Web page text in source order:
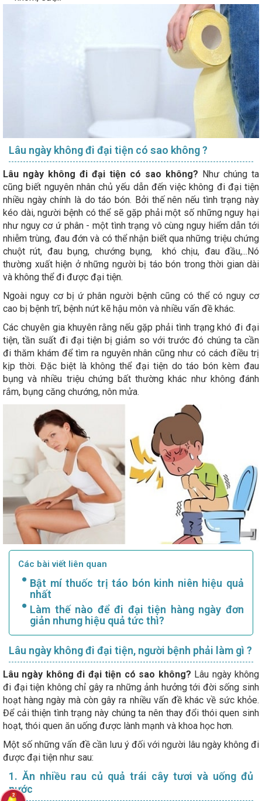
Lâu ngày không đi đại tiện có sao không ?
Lâu ngày không đi đại tiện có sao không? Như chúng ta
cũng biết nguyên nhân chủ yếu dẫn đến việc không đi đại tiện
nhiều ngày chính là do táo bón. Bởi thế nên nếu tình trạng này
kéo dài, người bệnh có thể sẽ gặp phải một số những nguy hại
như nguy cơ ứ phân - một tình trạng vô cùng nguy hiểm dẫn tới
nhiễm trùng, đau đớn và có thể nhận biết qua những triệu chứng
chuột rút, đau bụng, chướng bụng, khó chịu, đau đầu,...Nó
thường xuất hiện ở những người bị táo bón trong thời gian dài
và không thể đi được đại tiện.
Ngoài nguy cơ bị ứ phân người bệnh cũng có thể có nguy cơ
cao bị bệnh trĩ, bệnh nứt kẽ hậu môn và nhiều vấn đề khác.
Các chuyên gia khuyên rằng nếu gặp phải tình trạng khó đi đại
tiện, tần suất đi đại tiện bị giảm so với trước đó chúng ta cần
đi thăm khám để tìm ra nguyên nhân cũng như có cách điều trị
kịp thời. Đặc biệt là không thể đại tiện do táo bón kèm đau
bụng và nhiều triệu chứng bất thường khác như không đánh
rắm, bụng căng chướng, nôn mửa.
Các bài viết liên quan
Bật mí thuốc trị táo bón kinh niên hiệu quả
nhất
Làm thế nào để đi đại tiện hàng ngày đơn
giản nhưng hiệu quả tức thì?
Lâu ngày không đi đại tiện, người bệnh phải làm gì ?
Lâu ngày không đi đại tiện có sao không? Lâu ngày không
đi đại tiện không chỉ gây ra những ảnh hưởng tới đời sống sinh
hoạt hàng ngày mà còn gây ra nhiều vấn đề khác về sức khỏe.
Để cải thiện tình trạng này chúng ta nên thay đổi thói quen sinh
hoạt, thói quen ăn uống được lành mạnh và khoa học hơn.
Một số những vấn đề cần lưu ý đối với người lâu ngày không đi
được đại tiện như sau:
1. Ăn nhiều rau củ quả trái cây tươi và uống đủ
nước